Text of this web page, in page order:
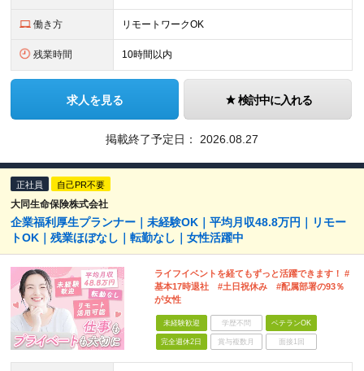
働き方 リモートワークOK
残業時間 10時間以内
求人を見る 検討中に入れる
掲載終了予定日： 2026.08.27
正社員 自己PR不要
大同生命保険株式会社
企業福利厚生プランナー｜未経験OK｜平均月収48.8万円｜リモー
トOK｜残業ほぼなし｜転勤なし｜女性活躍中
ライフイベントを経てもずっと活躍できます！ #
基本17時退社 #土日祝休み #配属部署の93％
が女性
未経験歓迎 学歴不問 ベテランOK
完全週休2日 賞与複数月 面接1回